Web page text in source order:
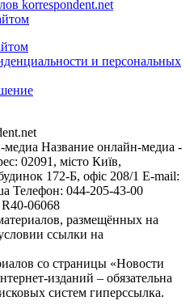
korrespondent.net
и персональных
медиа Название онлайн-медиа -
02091, місто Київ,
172-Б, офіс 208/1 E-mail:
Телефон: 044-205-43-00
06068
размещённых на
ссылки на
со страницы «Новости
изданий – обязательна
систем гиперссылка.